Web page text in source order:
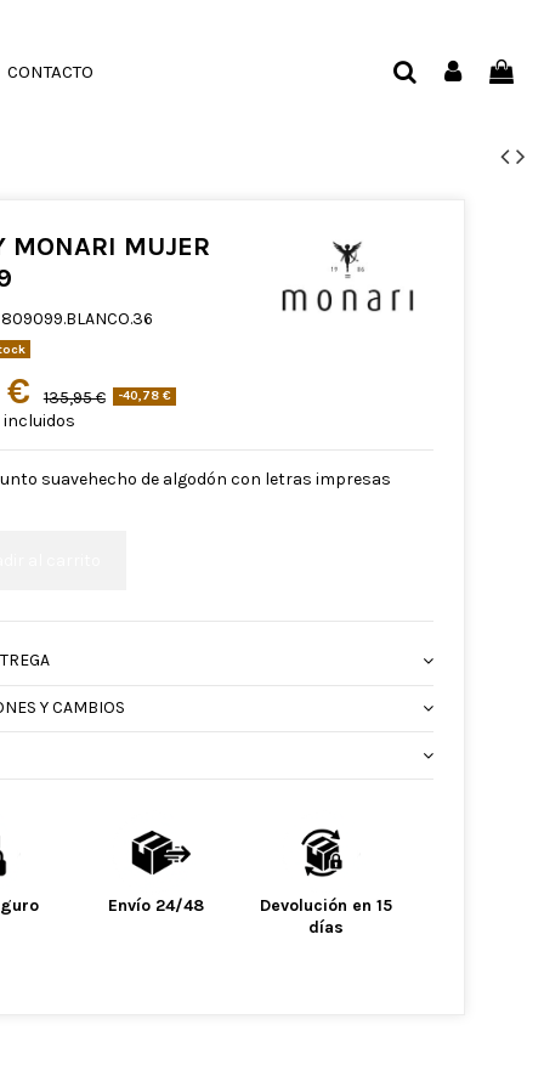
CONTACTO
MONARI MUJER
809099.BLANCO.36
€ 135,95 € -40,78 €
suavehecho de algodón con letras impresas
Y CAMBIOS
Envío 24/48
Devolución en 15
días